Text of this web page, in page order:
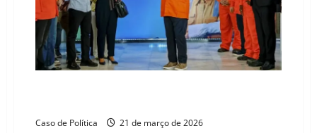
enfraquecimento,
cercamento
e
o
risco
de
intervenção
Caso de Política 21 de março de 2026